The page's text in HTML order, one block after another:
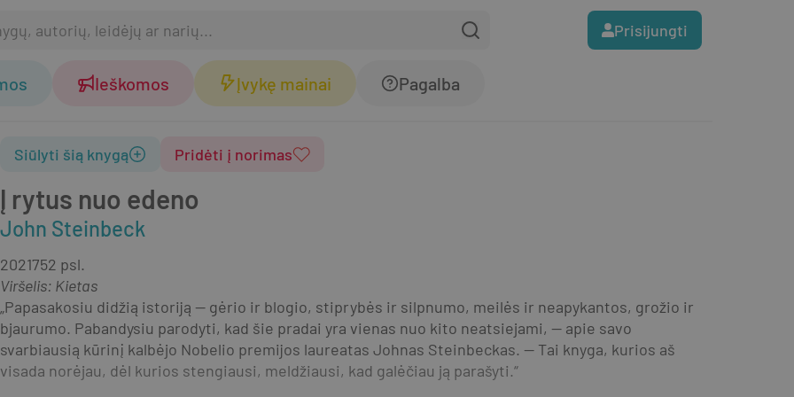
Prisijungti
Ieškomos Įvykę mainai Pagalba
Į rytus nuo edeno
John Steinbeck
Siūlyti šią knygą Pridėti į norimas
2021752 psl.
Viršelis: Kietas
„Papasakosiu didžią istoriją — gėrio ir blogio, stiprybės ir silpnumo, meilės ir neapykantos, grožio ir
bjaurumo. Pabandysiu parodyti, kad šie pradai yra vienas nuo kito neatsiejami, — apie savo
svarbiausią kūrinį kalbėjo Nobelio premijos laureatas Johnas Steinbeckas. — Tai knyga, kurios aš
visada norėjau, dėl kurios stengiausi, meldžiausi, kad galėčiau ją parašyti.“